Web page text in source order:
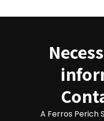
A Ferros Perich